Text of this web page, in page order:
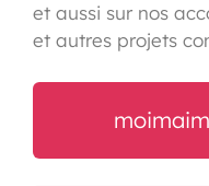
et aussi sur nos
et autres projets